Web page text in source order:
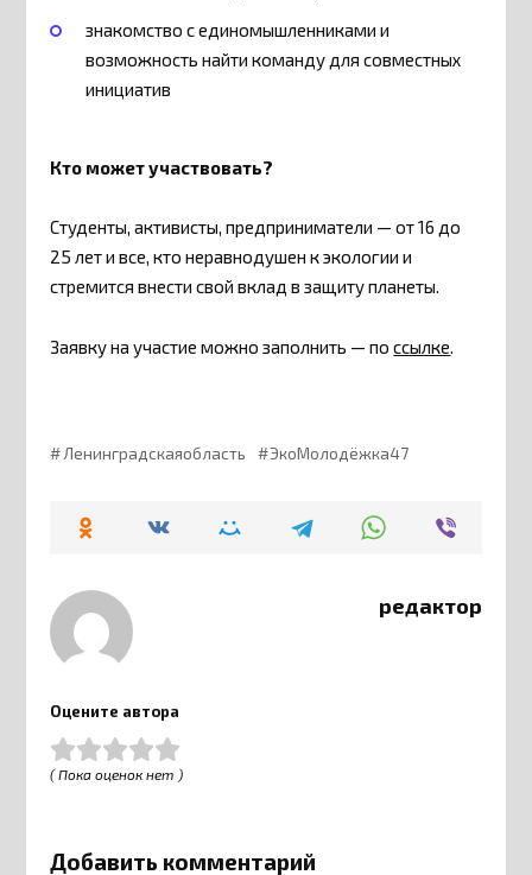
знакомство с единомышленниками и
возможность найти команду для совместных
инициатив
Кто может участвовать?
Студенты, активисты, предприниматели — от 16 до
25 лет и все, кто неравнодушен к экологии и
стремится внести свой вклад в защиту планеты.
Заявку на участие можно заполнить — поссылке.
Ленинградскаяобласть ЭкоМолодёжка47
редактор
Оцените автора
( Пока оценок нет )
Добавить комментарий